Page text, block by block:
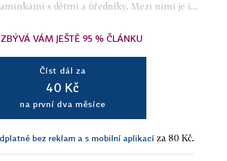
s dětmi a úředníky. Mezi nimi je i...
ZBÝVÁ VÁM JEŠTĚ 95 % ČLÁNKU
Číst dál za
40 Kč
na první dva měsíce
bez reklam a s mobilní aplikací za 80 Kč.